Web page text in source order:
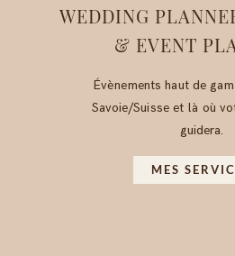
WEDDING
& EVENT
Évènements haut de
Savoie/Suisse et là où
guidera.
MES